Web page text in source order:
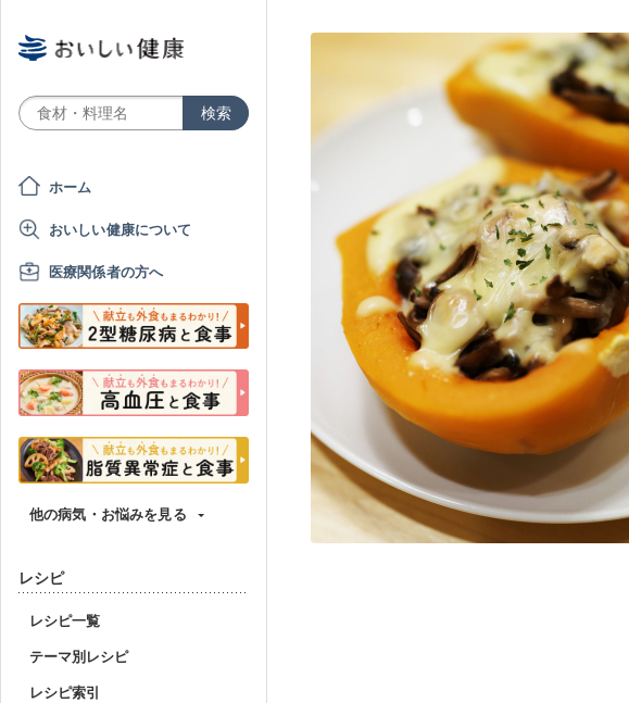
ホーム
おいしい健康について
医療関係者の方へ
他の病気・お悩みを見る
レシピ
レシピ一覧
テーマ別レシピ
レシピ索引